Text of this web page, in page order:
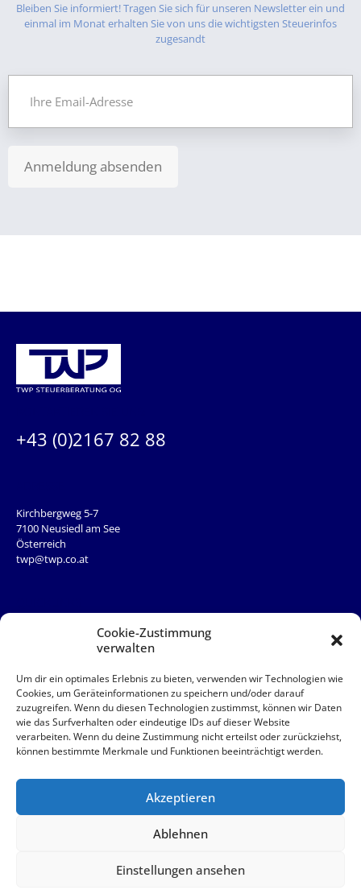
Cookie-Zustimmung
verwalten
Um dir ein optimales Erlebnis zu bieten, verwenden wir Technologien wie
Cookies, um Geräteinformationen zu speichern und/oder darauf
zuzugreifen. Wenn du diesen Technologien zustimmst, können wir Daten
wie das Surfverhalten oder eindeutige IDs auf dieser Website
verarbeiten. Wenn du deine Zustimmung nicht erteilst oder zurückziehst,
können bestimmte Merkmale und Funktionen beeinträchtigt werden.
Akzeptieren
Ablehnen
Einstellungen ansehen
Bleiben Sie informiert! Tragen Sie sich für unseren Newsletter ein und
einmal im Monat erhalten Sie von uns die wichtigsten Steuerinfos
zugesandt
Anmeldung absenden
+43 (0)2167 82 88
Kirchbergweg 5-7
7100 Neusiedl am See
Österreich
twp@twp.co.at
Kontakt
QUICKLINKS
AAB
Impressum
© 2026 TWP Steuerberatung OG